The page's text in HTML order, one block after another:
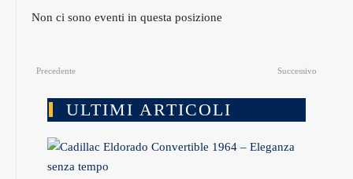
Non ci sono eventi in questa posizione
Precedente Successivo
ULTIMI ARTICOLI